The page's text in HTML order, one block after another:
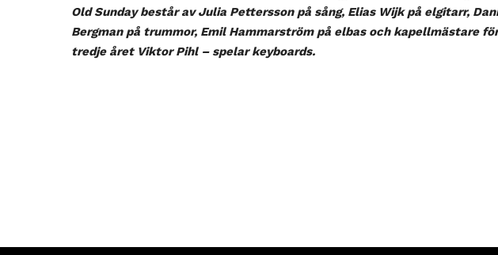
Old Sunday består av Julia Pettersson på sång, Elias Wijk på elgitarr,
Bergman på trummor, Emil Hammarström på elbas och kapellmästare för
tredje året Viktor Pihl – spelar keyboards.